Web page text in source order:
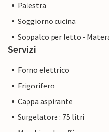
Palestra
Soggiorno cucina
Soppalco per letto -
Servizi
Forno elettrico
Frigorifero
Cappa aspirante
Surgelatore : 75 litri